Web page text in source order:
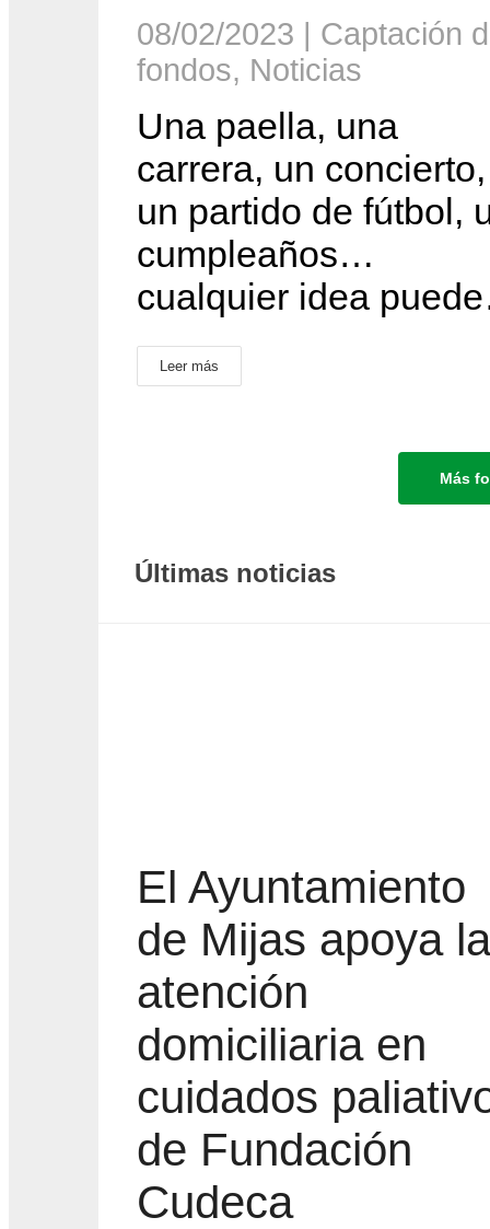
08/02/2023 | Captación
fondos, Noticias
Una paella, una
carrera, un concierto,
un partido de fútbol,
cumpleaños…
cualquier idea
Leer más
Más
Últimas noticias
El Ayuntamiento
de Mijas apoya la
atención
domiciliaria en
cuidados
de Fundación
Cudeca